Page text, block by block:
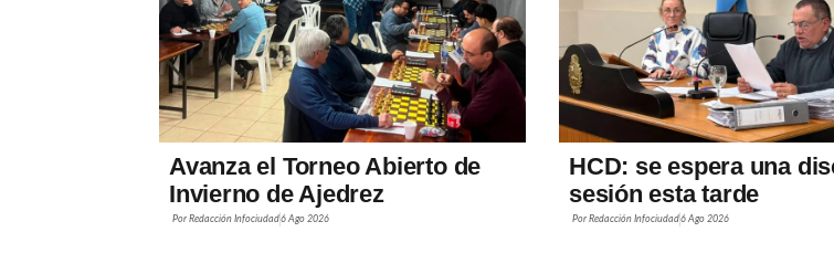
Avanza el Torneo Abierto de
Invierno de Ajedrez
Por Redacción Infociudad6 Ago 2026
HCD: se espera una
sesión esta tarde
Por Redacción Infociudad6 Ago 2026